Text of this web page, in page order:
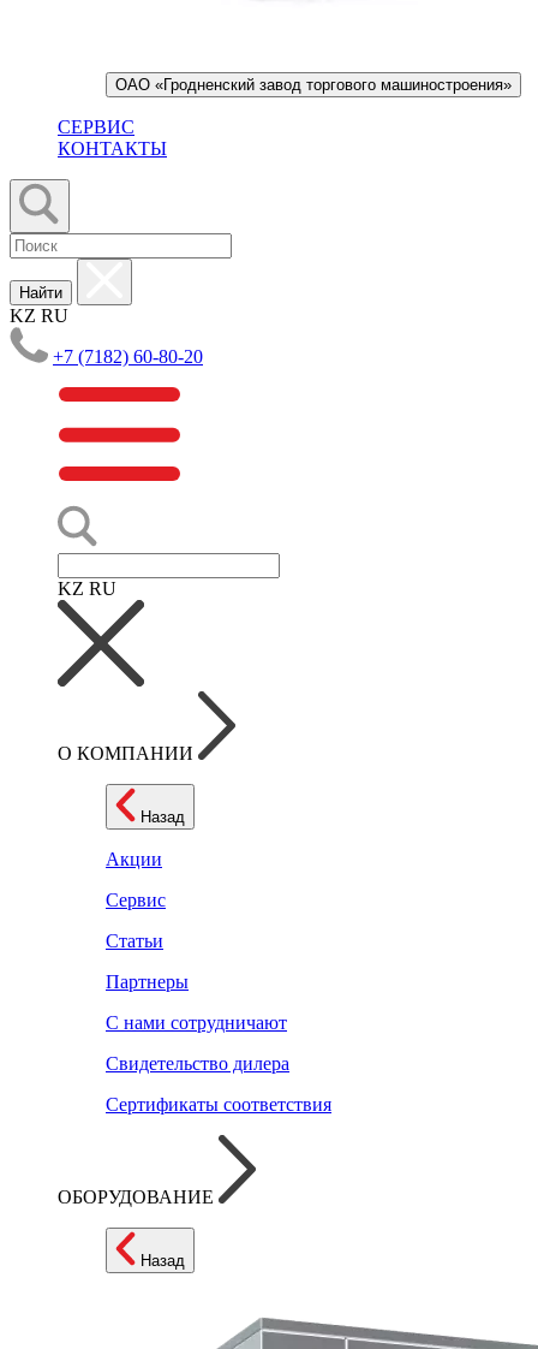
ОАО «Гродненский завод торгового машиностроения»
СЕРВИС
КОНТАКТЫ
Найти
KZ RU
+7 (7182) 60-80-20
KZ RU
О КОМПАНИИ
Назад
Акции
Сервис
Статьи
Партнеры
С нами сотрудничают
Свидетельство дилера
Сертификаты соответствия
ОБОРУДОВАНИЕ
Назад